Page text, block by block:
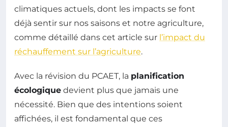
climatiques actuels, dont les impacts se font
déjà sentir sur nos saisons et notre agriculture,
comme détaillé dans cet article sur l’impact du
réchauffement sur l’agriculture.
Avec la révision du PCAET, la planification
écologique devient plus que jamais une
nécessité. Bien que des intentions soient
affichées, il est fondamental que ces